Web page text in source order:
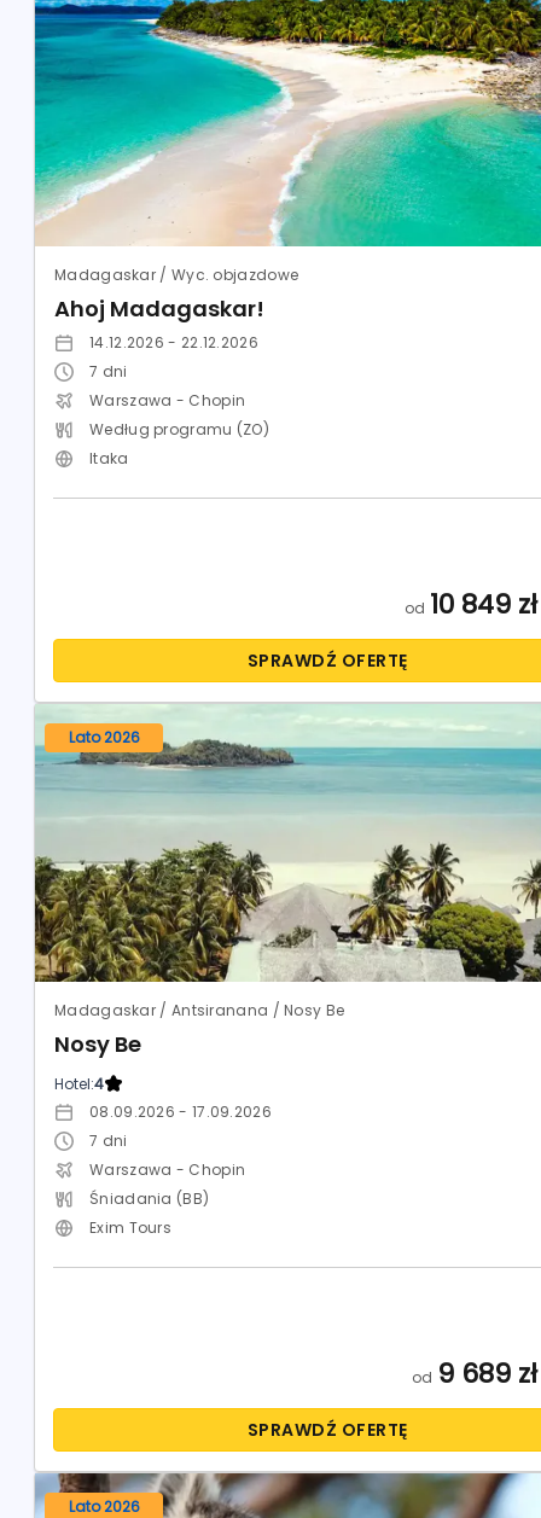
Madagaskar / Wyc. objazdowe
Ahoj Madagaskar!
14.12.2026 - 22.12.2026
7 dni
Warszawa - Chopin
Według programu (ZO)
Itaka
od 10 849 zł
SPRAWDŹ OFERTĘ
Lato 2026
Madagaskar / Antsiranana / Nosy Be
Nosy Be
Hotel:4
08.09.2026 - 17.09.2026
7 dni
Warszawa - Chopin
Śniadania (BB)
Exim Tours
od 9 689 zł
SPRAWDŹ OFERTĘ
Lato 2026